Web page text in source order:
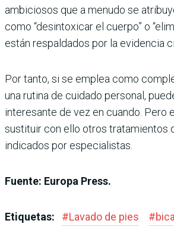
ambiciosos que a menudo se
como “desintoxicar el cuerpo” o
están respaldados por la evidencia
Por tanto, si se emplea como
una rutina de cuidado personal,
interesante de vez en cuando. Pero
sustituir con ello otros tratamientos
indicados por especialistas.
Fuente: Europa Press.
Etiquetas: #Lavado de pies #